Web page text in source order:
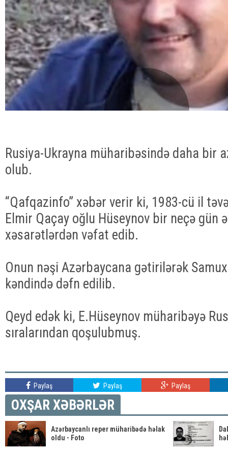
Rusiya-Ukrayna müharibəsində daha bir
olub.
“Qafqazinfo” xəbər verir ki, 1983-cü il
Elmir Qaçay oğlu Hüseynov bir neçə gün
xəsarətlərdən vəfat edib.
Onun nəşi Azərbaycana gətirilərək
kəndində dəfn edilib.
Qeyd edək ki, E.Hüseynov müharibəyə
sıralarından qoşulubmuş.
Paylaş Paylaş Paylaş
OXŞAR XƏBƏRLƏR
Azərbaycanlı reper müharibədə həlak
oldu - Foto